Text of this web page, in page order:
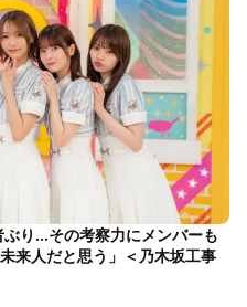
り…その考察力にメンバーも
来人だと思う」＜乃木坂工事